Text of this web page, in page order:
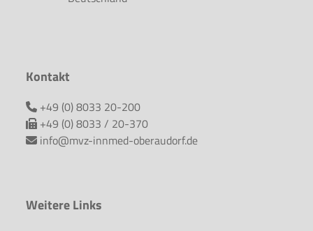
Kontakt
+49 (0) 8033 20-200
+49 (0) 8033 / 20-370
info@mvz-innmed-oberaudorf.de
Weitere Links